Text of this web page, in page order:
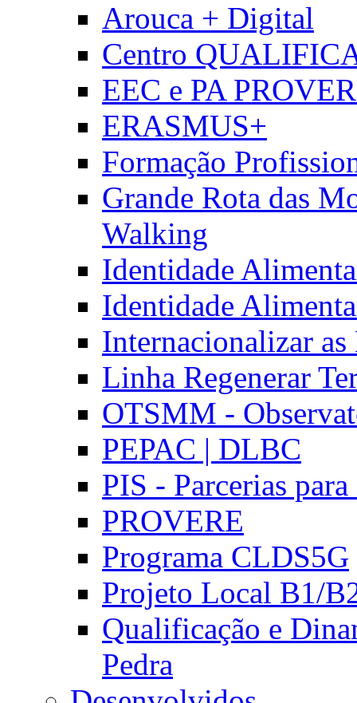
Arouca + Digital
Centro
EEC e PA
ERASMUS+
Formação
Grande Rota das
Walking
Identidade
Identidade
Internacionalizar
Linha Regenerar
OTSMM -
PEPAC | DLBC
PIS - Parcerias
PROVERE
Programa CLDS5G
Projeto Local B1/
Qualificação e
Pedra